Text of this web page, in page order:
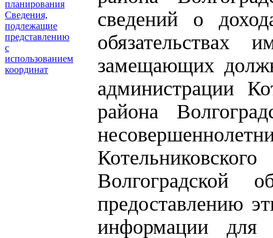
планирования
Сведения,
подлежащие
представлению
с
использованием
координат
сведений о
обязательствах
замещающих
администрации
района
предоставлению
информации для